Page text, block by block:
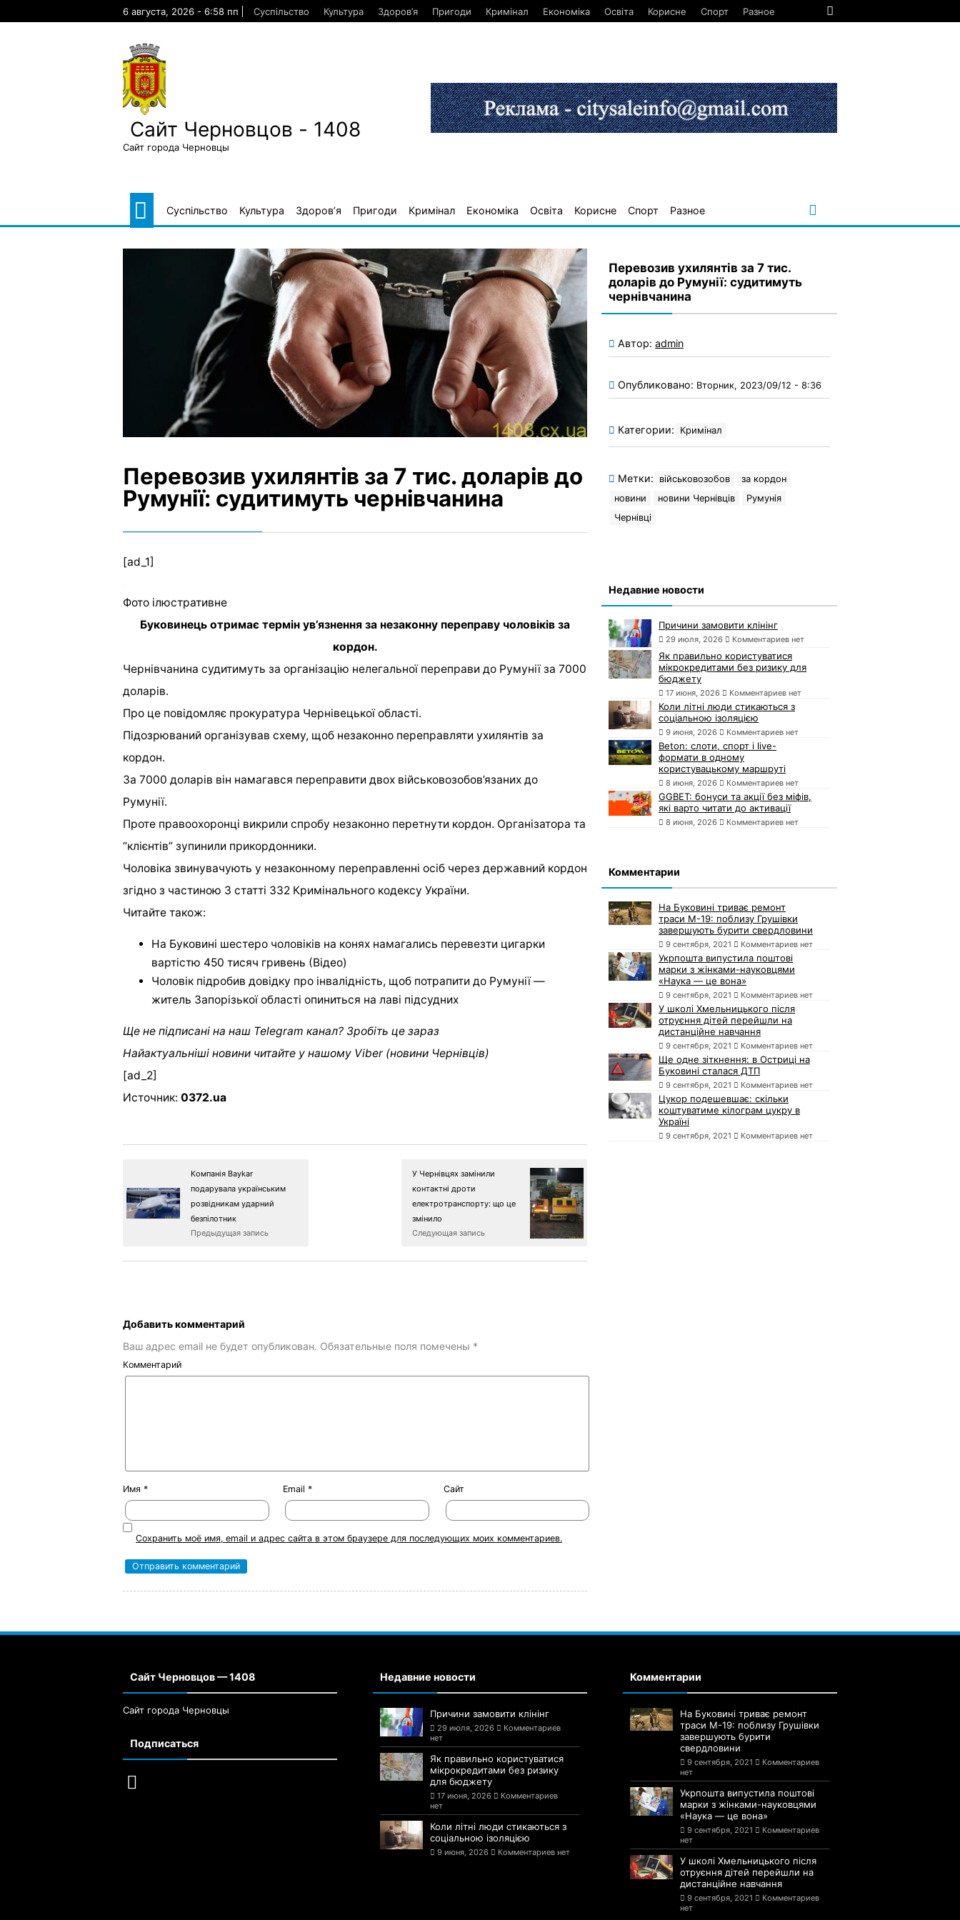
6 августа, 2026 - 6:58 пп Суспільство Культура Здоров’я Пригоди Кримінал Економіка Освіта Корисне Спорт Разное
Сайт Черновцов - 1408
Сайт города Черновцы
Суспільство Культура Здоров’я Пригоди Кримінал Економіка Освіта Корисне Спорт Разное
Перевозив ухилянтів за 7 тис. доларів до
Румунії: судитимуть чернівчанина
[ad_1]
Фото ілюстративне
Буковинець отримає термін ув’язнення за незаконну переправу чоловіків за
кордон.
Чернівчанина судитимуть за організацію нелегальної переправи до Румунії за 7000
доларів.
Про це повідомляє прокуратура Чернівецької області.
Підозрюваний організував схему, щоб незаконно переправляти ухилянтів за
кордон.
За 7000 доларів він намагався переправити двох військовозобов’язаних до
Румунії.
Проте правоохоронці викрили спробу незаконно перетнути кордон. Організатора та
“клієнтів” зупинили прикордонники.
Чоловіка звинувачують у незаконному переправленні осіб через державний кордон
згідно з частиною 3 статті 332 Кримінального кодексу України.
Читайте також:
На Буковині шестеро чоловіків на конях намагались перевезти цигарки
вартістю 450 тисяч гривень (Відео)
Чоловік підробив довідку про інвалідність, щоб потрапити до Румунії —
житель Запорізької області опиниться на лаві підсудних
Ще не підписані на наш Telegram канал? Зробіть це зараз
Найактуальніші новини читайте у нашому Viber (новини Чернівців)
[ad_2]
Источник: 0372.ua
Компанія Baykar
подарувала українським
розвідникам ударний
безпілотник
Предыдущая запись
У Чернівцях замінили
контактні дроти
електротранспорту: що це
змінило
Следующая запись
Добавить комментарий
Ваш адрес email не будет опубликован. Обязательные поля помечены *
Комментарий
Имя * Email* Сайт
Сохранить моё имя, email и адрес сайта в этом браузере для последующих моих комментариев.
Перевозив ухилянтів за 7 тис.
доларів до Румунії: судитимуть
чернівчанина
Автор: admin
Опубликовано: Вторник, 2023/09/12 - 8:36
Категории: Кримінал
Метки: військовозобов
за кордон
новини
новини Чернівців
Румунія
Чернівці
Недавние новости
Причини замовити клінінг
29 июля, 2026 Комментариев нет
Як правильно користуватися
мікрокредитами без ризику для
бюджету
17 июня, 2026 Комментариев нет
Коли літні люди стикаються з
соціальною ізоляцією
9 июня, 2026 Комментариев нет
Beton: слоти, спорт і live-
формати в одному
користувацькому маршруті
8 июня, 2026 Комментариев нет
GGBET: бонуси та акції без міфів,
які варто читати до активації
8 июня, 2026 Комментариев нет
Комментарии
На Буковині триває ремонт
траси М-19: поблизу Грушівки
завершують бурити свердловини
9 сентября, 2021 Комментариев нет
Укрпошта випустила поштові
марки з жінками-науковцями
«Наука — це вона»
9 сентября, 2021 Комментариев нет
У школі Хмельницького після
отруєння дітей перейшли на
дистанційне навчання
9 сентября, 2021 Комментариев нет
Ще одне зіткнення: в Остриці на
Буковині сталася ДТП
9 сентября, 2021 Комментариев нет
Цукор подешевшає: скільки
коштуватиме кілограм цукру в
Україні
9 сентября, 2021 Комментариев нет
Сайт Черновцов — 1408
Сайт города Черновцы
Подписаться
Недавние новости
Причини замовити клінінг
29 июля, 2026
Комментариев
нет
Як правильно користуватися
мікрокредитами без ризику
для бюджету
17 июня, 2026
Комментариев
нет
Коли літні люди стикаються з
соціальною ізоляцією
9 июня, 2026 Комментариев нет
Комментарии
На Буковині триває ремонт
траси М-19: поблизу Грушівки
завершують бурити
свердловини
9 сентября, 2021
Комментариев
нет
Укрпошта випустила поштові
марки з жінками-науковцями
«Наука — це вона»
9 сентября, 2021
Комментариев
нет
У школі Хмельницького після
отруєння дітей перейшли на
дистанційне навчання
9 сентября, 2021
Комментариев
нет